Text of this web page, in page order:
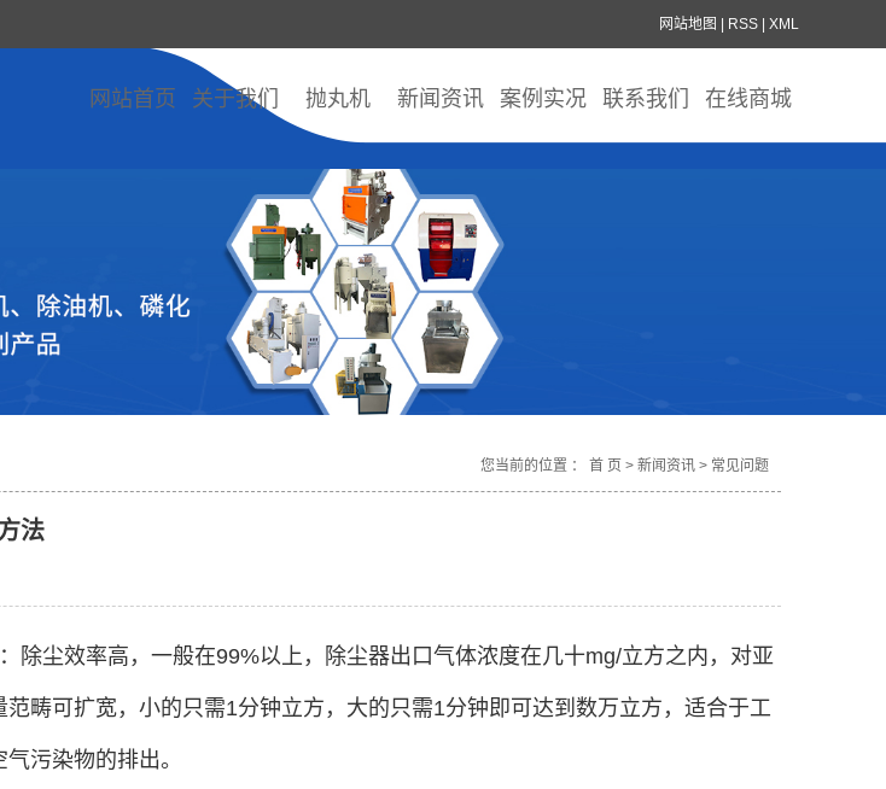
网站地图 RSS XML
网站首页 关于我们 抛丸机 新闻资讯 案例实况 联系我们 在线商城
您当前的位置 ： 首 页 > 新闻资讯 > 常见问题
法
除尘效率高，一般在99%以上，除尘器出口气体浓度在几十mg/立方之内，对亚
畴可扩宽，小的只需1分钟立方，大的只需1分钟即可达到数万立方，适合于工
污染物的排出。